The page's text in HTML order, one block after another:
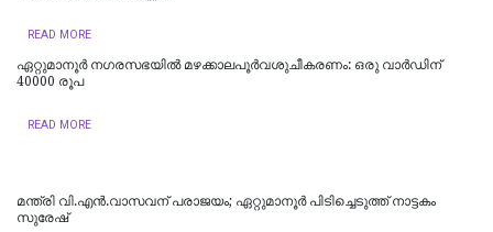
READ MORE
ഏറ്റുമാനൂര്‍ നഗരസഭയില്‍ മഴക്കാലപൂര്‍വശുചീകരണം: ഒരു വാര്‍ഡിന്
40000 രൂപ
READ MORE
മന്ത്രി വി.എന്‍.വാസവന് പരാജയം; ഏറ്റുമാനൂര്‍ പിടിച്ചെടുത്ത് നാട്ടകം
സുരേഷ്